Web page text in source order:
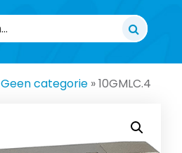
Geen categorie »10GMLC.4